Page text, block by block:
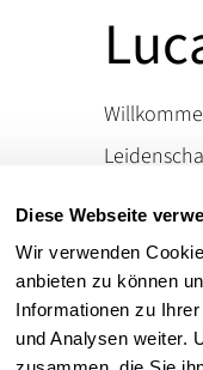
Diese Webseite
Wir verwenden
anbieten zu können
Informationen zu
und Analysen weiter.
lassen.
die Welt
Bei